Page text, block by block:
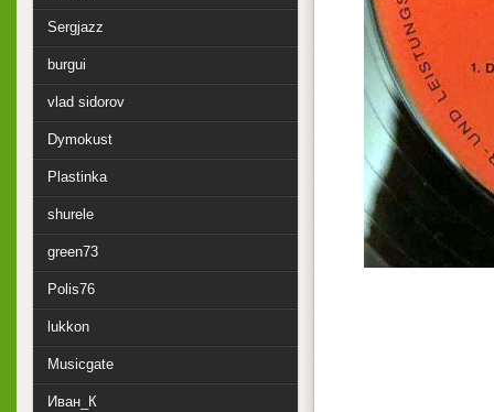
Sergjazz
burgui
vlad sidorov
Dymokust
Plastinka
shurele
green73
Polis76
lukkon
Musicgate
Иван_К